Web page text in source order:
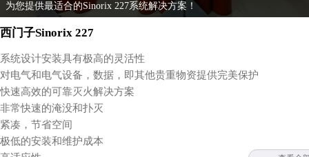
为您提供最适合的Sinorix 227系统解决方案！
西门子Sinorix 227
系统设计安装具有极高的灵活性
对电气和电气设备，数据，即其他贵重物资提供完美保护
快速高效的可靠灭火解决方案
非常快速的淹没和扑灭
紧凑，节省空间
极低的安装和维护成本